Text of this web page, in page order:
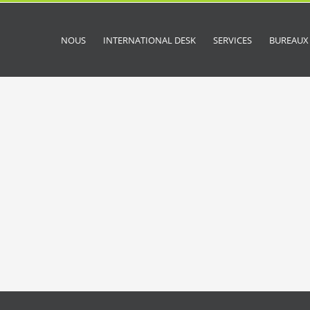
NOUS INTERNATIONAL DESK SERVICES BUREAUX